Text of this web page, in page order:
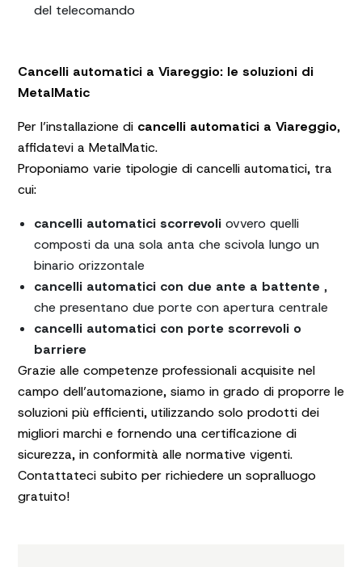
del telecomando
Cancelli automatici a Viareggio: le soluzioni di
MetalMatic
Per l’installazione di cancelli automatici a Viareggio,
affidatevi a MetalMatic.
Proponiamo varie tipologie di cancelli automatici, tra
cui:
cancelli automatici scorrevoli ovvero quelli
composti da una sola anta che scivola lungo un
binario orizzontale
cancelli automatici con due ante a battente ,
che presentano due porte con apertura centrale
cancelli automatici con porte scorrevoli o
barriere
Grazie alle competenze professionali acquisite nel
campo dell’automazione, siamo in grado di proporre le
soluzioni più efficienti, utilizzando solo prodotti dei
migliori marchi e fornendo una certificazione di
sicurezza, in conformità alle normative vigenti.
Contattateci subito per richiedere un sopralluogo
gratuito!